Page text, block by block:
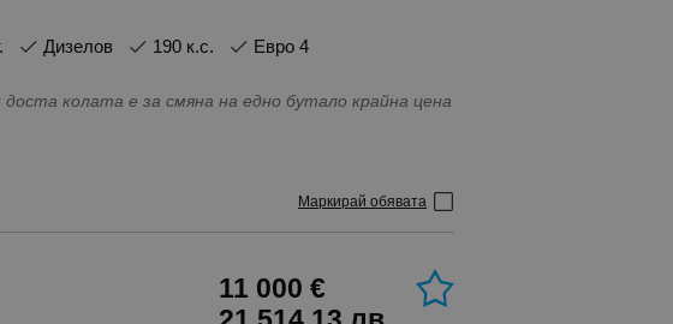
Дизелов 190 к.с.
Евро 4
бутало крайна цена
Навигация, Напълно обслужен, Парктроник, С
Хладилна жабка
Маркирай обявата
11 000 €